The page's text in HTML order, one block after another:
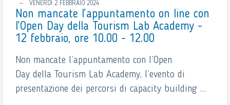
VENERDÌ 2 FEBBRAIO 2024
Non mancate l’appuntamento on line con
l’Open Day della Tourism Lab Academy -
12 febbraio, ore 10.00 - 12.00
Non mancate l’appuntamento con l’Open
Day della Tourism Lab Academy, l’evento di
presentazione dei percorsi di capacity building ...